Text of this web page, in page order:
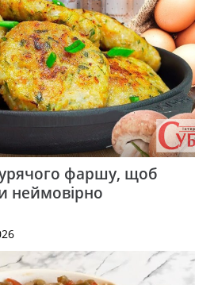
фаршу, щоб
неймовірно